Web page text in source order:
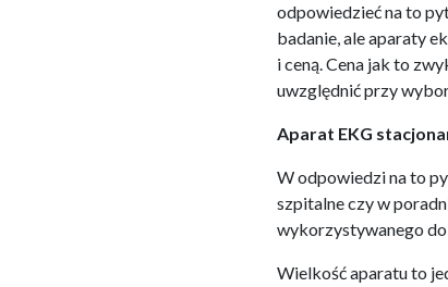
odpowiedzieć na to
badanie, ale aparaty
i ceną. Cena jak to
uwzględnić przy
Aparat EKG
W odpowiedzi na to
szpitalne czy w
wykorzystywanego
Wielkość aparatu to